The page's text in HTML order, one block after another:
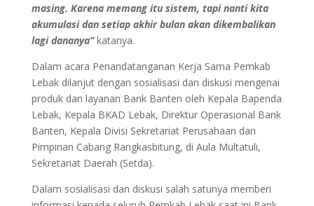
masing. Karena memang itu sistem, tapi nanti kita
akumulasi dan setiap akhir bulan akan dikembalikan
lagi dananya”katanya.
Dalam acara Penandatanganan Kerja Sama Pemkab
Lebak dilanjut dengan sosialisasi dan diskusi mengenai
produk dan layanan Bank Banten oleh Kepala Bapenda
Lebak, Kepala BKAD Lebak, Direktur Operasional Bank
Banten, Kepala Divisi Sekretariat Perusahaan dan
Pimpinan Cabang Rangkasbitung, di Aula Multatuli,
Sekretariat Daerah (Setda).
Dalam sosialisasi dan diskusi salah satunya memberi